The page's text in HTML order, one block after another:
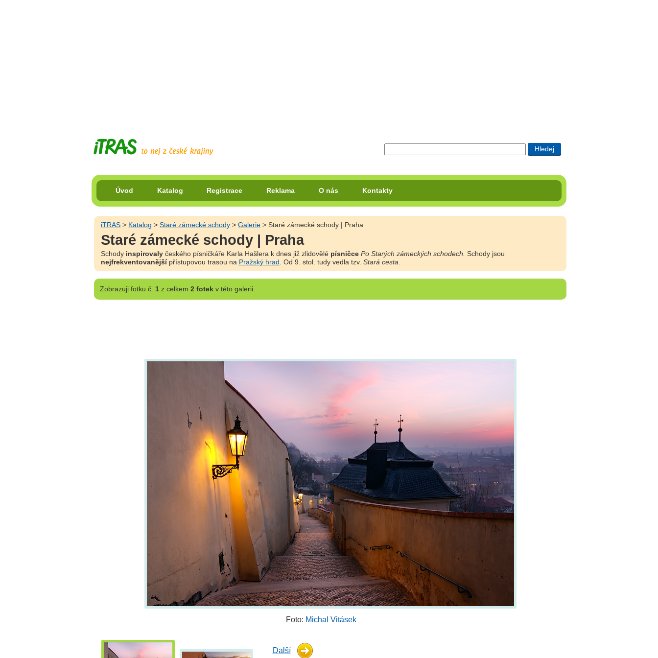
Úvod Katalog Registrace Reklama O nás Kontakty
iTRAS > Katalog >Staré zámecké schody >Galerie > Staré zámecké schody | Praha
Staré zámecké schody | Praha
Schody inspirovalyčeského písničkáře Karla Hašlera k dnes již zlidovělé písničce Po Starých zámeckých schodech. Schody jsou
nejfrekventovanějšípřístupovou trasou na Pražský hrad . Od 9. stol. tudy vedla tzv. Stará cesta.
Zobrazujifotku č. 1z celkem 2 fotekv této galerii.
Foto: Michal Vitásek
Další